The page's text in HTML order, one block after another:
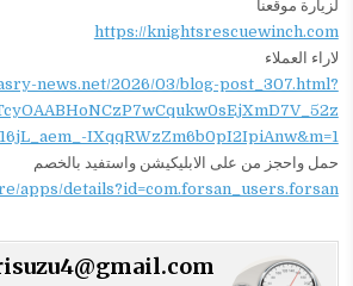
لزيارة موقعنا
https://knightsrescuewinch.com
لاراء العملاء
news.net/2026/03/blog-post_307.html?
IXqqRWzZm6b0pI2IpiAnw&m=1
حمل واحجز من على الابليكيشن واستفيد بالخصم
apps/details?id=com.forsan_users.forsan